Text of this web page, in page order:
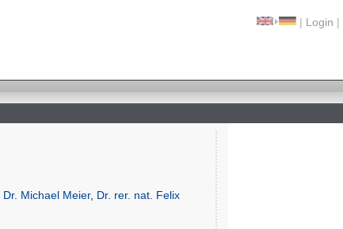
| Login |
Dr. Michael Meier, Dr. rer. nat. Felix